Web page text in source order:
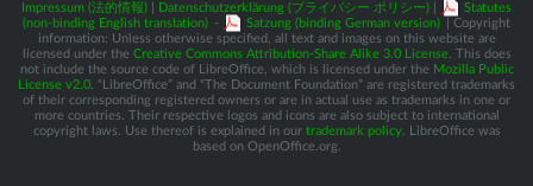
Impressum (法的情報) Datenschutzerklärung (プライバシー ポリシー)
Statutes
(non-binding English translation) - Satzung (binding German version)
| Copyright
information: Unless otherwise specified, all text and images on this website are
licensed under the Creative Commons Attribution-Share Alike 3.0 License. This does
not include the source code of LibreOffice, which is licensed under the Mozilla Public
License v2.0 . “LibreOffice” and “The Document Foundation” are registered trademarks
of their corresponding registered owners or are in actual use as trademarks in one or
more countries. Their respective logos and icons are also subject to international
copyright laws. Use thereof is explained in our trademark policy. LibreOffice was
based on OpenOffice.org.